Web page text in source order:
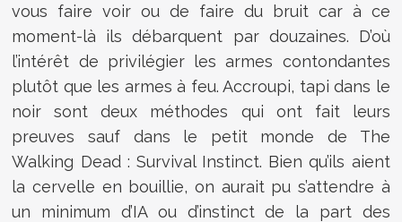
vous faire voir ou de faire du bruit car à ce
moment-là ils débarquent par douzaines. D’où
l’intérêt de privilégier les armes contondantes
plutôt que les armes à feu. Accroupi, tapi dans le
noir sont deux méthodes qui ont fait leurs
preuves sauf dans le petit monde de The
Walking Dead : Survival Instinct. Bien qu’ils aient
la cervelle en bouillie, on aurait pu s’attendre à
un minimum d’IA ou d’instinct de la part des